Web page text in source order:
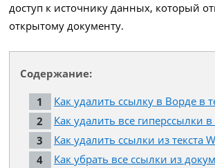
доступ к источнику данных, который
открытому документу.
Содержание:
Как удалить ссылку в Ворде в
Как удалить все гиперссылки в
Как удалить ссылки из текста
Как убрать все ссылки из